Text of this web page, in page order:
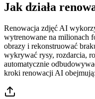
Jak działa
Renowacja zdjęć AI
wytrenowane na milionach
obrazy i rekonstruować
wykrywać rysy, rozdarcia,
automatycznie
kroki renowacji AI obejmują: